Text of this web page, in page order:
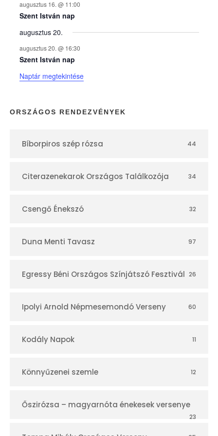
e
k
n
a
p
r
augusztus 16. @ 11:00
Szent István nap
augusztus 20.
augusztus 20. @ 16:30
Szent István nap
Naptár megtekintése
ORSZÁGOS RENDEZVÉNYEK
Bíborpiros szép rózsa 44
Citerazenekarok Országos Találkozója 34
Csengő Énekszó 32
Duna Menti Tavasz 97
Egressy Béni Országos Színjátszó Fesztivál 26
Ipolyi Arnold Népmesemondó Verseny 60
Kodály Napok 11
Könnyűzenei szemle 12
Őszirózsa – magyarnóta énekesek versenye
23